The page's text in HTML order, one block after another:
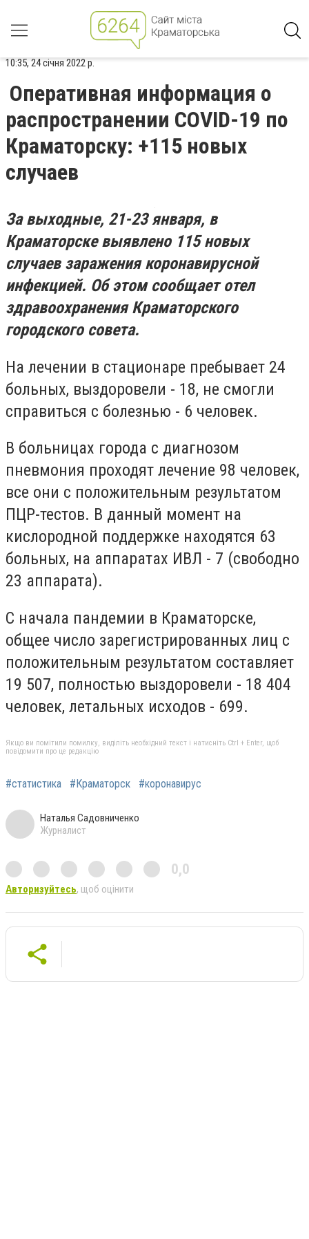
10:35, 24 січня 2022 р.
Оперативная информация о
распространении COVID-19 по
Краматорску: +115 новых
случаев
За выходные, 21-23 января, в
Краматорске выявлено 115 новых
случаев заражения коронавирусной
инфекцией. Об этом сообщает отел
здравоохранения Краматорского
городского совета.
На лечении в стационаре пребывает 24
больных, выздоровели - 18, не смогли
справиться с болезнью - 6 человек.
В больницах города с диагнозом
пневмония проходят лечение 98 человек,
все они с положительным результатом
ПЦР-тестов. В данный момент на
кислородной поддержке находятся 63
больных, на аппаратах ИВЛ - 7 (свободно
23 аппарата).
С начала пандемии в Краматорске,
общее число зарегистрированных лиц с
положительным результатом составляет
19 507, полностью выздоровели - 18 404
человек, летальных исходов - 699.
Якщо ви помітили помилку, виділіть необхідний текст і натисніть Ctrl + Enter, щоб
повідомити про це редакцію
#статистика #Краматорск #коронавирус
Наталья Садовниченко
Журналист
0,0
Авторизуйтесь, щоб оцінити